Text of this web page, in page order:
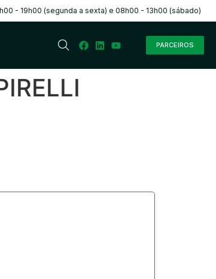
- 19h00 (segunda a sexta) e 08h00 - 13h00 (sábado)
PARCEIROS